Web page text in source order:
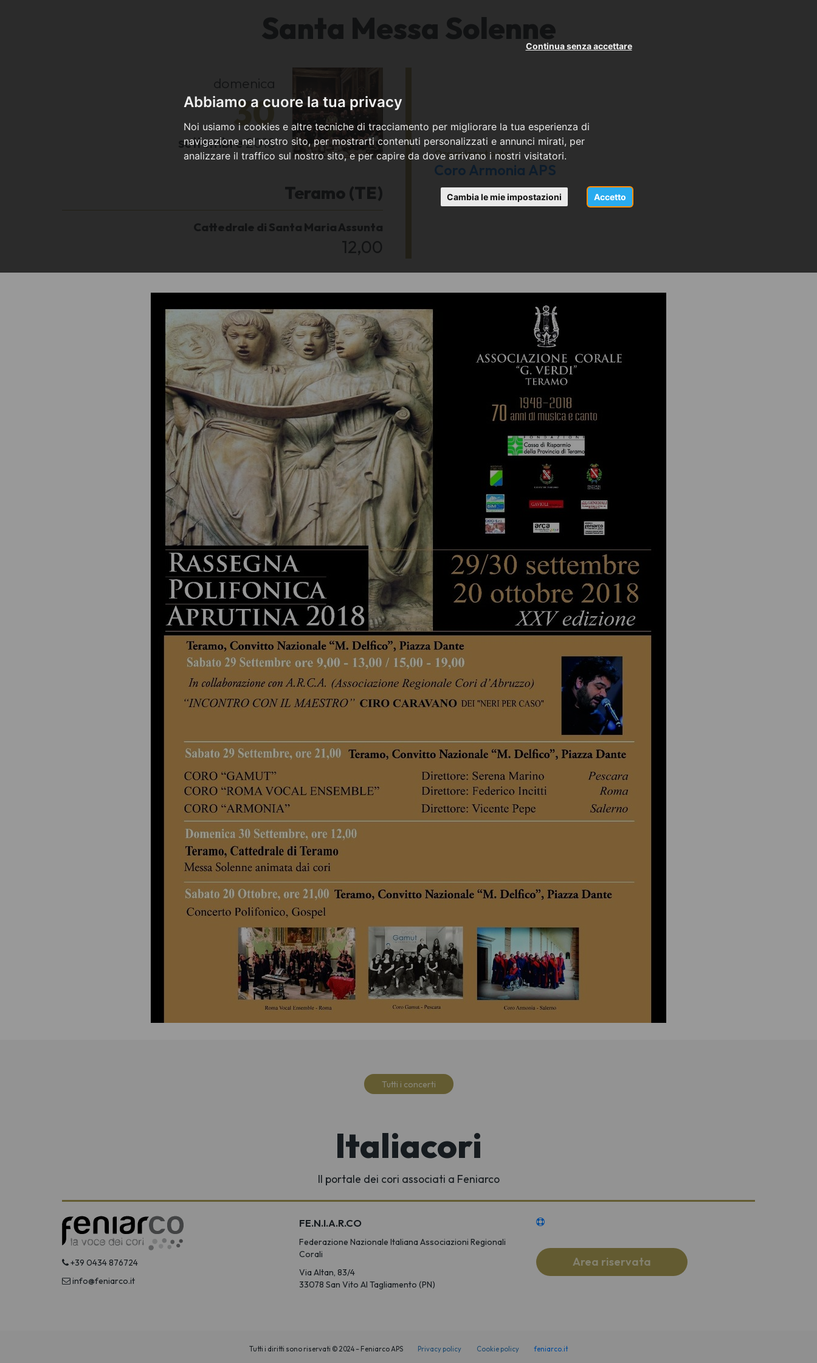
Abbiamo a cuore la tua privacy
Noi usiamo i cookies e altre tecniche di tracciamento per migliorare la tua esperienza di
navigazione nel nostro sito, per mostrarti contenuti personalizzati e annunci mirati, per
analizzare il traffico sul nostro sito, e per capire da dove arrivano i nostri visitatori.
Accetto
Continua senza accettare
Cambia le mie impostazioni
Santa Messa Solenne
domenica
30
settembre2018
Teramo (TE)
Cattedrale di Santa Maria Assunta
12,00
Organizzato da
Coro Armonia APS
Tutti i concerti
Italiacori
Il portale dei cori associati a Feniarco
+39 0434 876724
info@feniarco.it
FE.N.I.A.R.CO
Federazione Nazionale Italiana Associazioni Regionali
Corali
Via Altan, 83/4
33078 San Vito Al Tagliamento (PN)
Area riservata
Tutti i diritti sono riservati © 2024 – Feniarco APS Privacy policy Cookie policy feniarco.it